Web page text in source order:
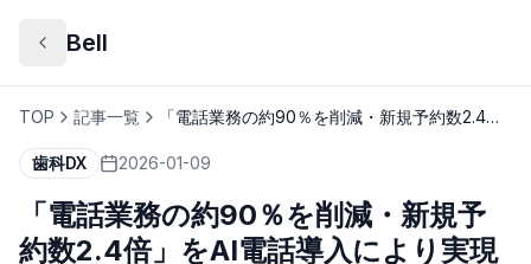
Bell
TOP 記事一覧
「電話業務の約90％を削減・新規予約数2.4
取り組み
歯科DX 2026-01-09
「電話業務の約90％を削減・新規予
約数2.4倍」をAI電話導入により実現